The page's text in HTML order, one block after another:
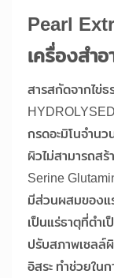
Pearl
เครื่องสำอ
สารสกัดจากไข่
กรดอะมิโนจำนว
ผิวไม่สามารถส
Serine
มีส่วนผสมของแ
เป็นแร่ธาตุที่ตำ
ปรับสภาพเซลล์
อิสระ ทำช่วยใน